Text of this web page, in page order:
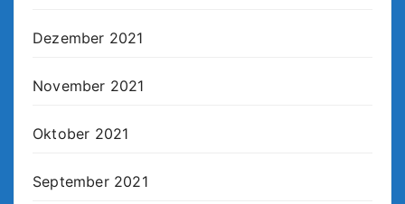
Dezember 2021
November 2021
Oktober 2021
September 2021